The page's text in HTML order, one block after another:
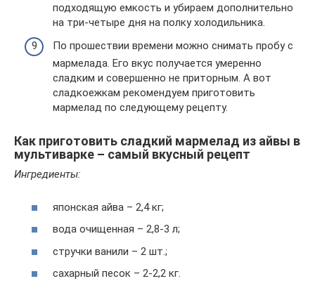
подходящую емкость и убираем дополнительно
на три-четыре дня на полку холодильника.
По прошествии времени можно снимать пробу с
мармелада. Его вкус получается умеренно
сладким и совершенно не приторным. А вот
сладкоежкам рекомендуем приготовить
мармелад по следующему рецепту.
Как приготовить сладкий мармелад из айвы в
мультиварке – самый вкусный рецепт
Ингредиенты:
японская айва – 2,4 кг;
вода очищенная – 2,8-3 л;
стручки ванили – 2 шт.;
сахарный песок – 2-2,2 кг.